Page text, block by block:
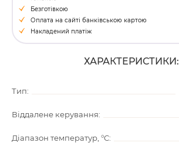
Безготівкою
Оплата на сайті банківською картою
Накладений платіж
ХАРАКТЕРИСТИКИ:
Тип:
Віддалене керування:
Діапазон температур, °C: